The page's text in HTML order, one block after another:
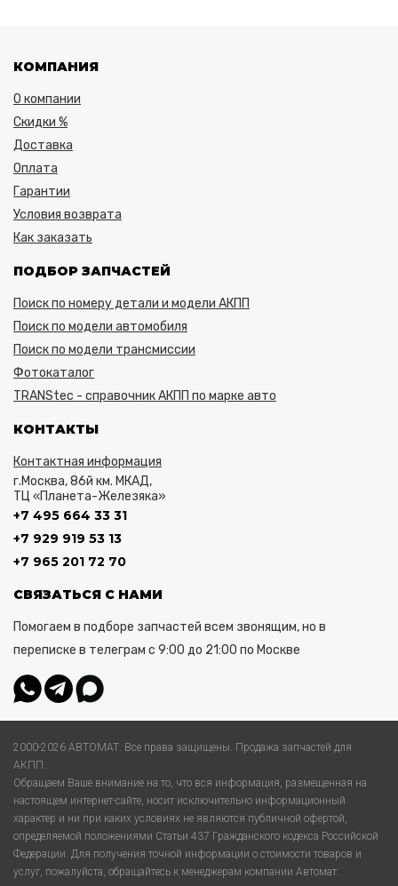
КОМПАНИЯ
О компании
Скидки %
Доставка
Оплата
Гарантии
Условия возврата
Как заказать
ПОДБОР ЗАПЧАСТЕЙ
Поиск по номеру детали и модели АКПП
Поиск по модели автомобиля
Поиск по модели трансмиссии
Фотокаталог
TRANStec - справочник АКПП по марке авто
КОНТАКТЫ
Контактная информация
г.Москва, 86й км. МКАД,
ТЦ «Планета-Железяка»
+7 495 664 33 31
+7 929 919 53 13
+7 965 201 72 70
СВЯЗАТЬСЯ С НАМИ
Помогаем в подборе запчастей всем звонящим, но в
переписке в телеграм с 9:00 до 21:00 по Москве
2000-2026 АВТОМАТ. Все права защищены. Продажа запчастей для
АКПП.
Обращаем Ваше внимание на то, что вся информация, размещенная на
настоящем интернет-сайте, носит исключительно информационный
характер и ни при каких условиях не являются публичной офертой,
определяемой положениями Статьи 437 Гражданского кодекса Российской
Федерации. Для получения точной информации о стоимости товаров и
услуг, пожалуйста, обращайтесь к менеджерам компании Автомат.